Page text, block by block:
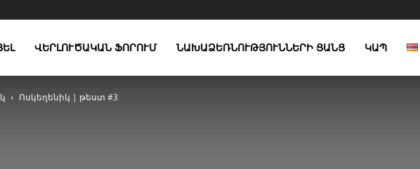
ՎԵՐԼՈՒԾԱԿԱՆ ՖՈՐՈՒՄ ՆԱԽԱՁԵՌՆՈՒԹՅՈՒՆՆԵՐԻ ՑԱՆՑ ԿԱՊ
Ոսկեղենիկ | թեստ #3